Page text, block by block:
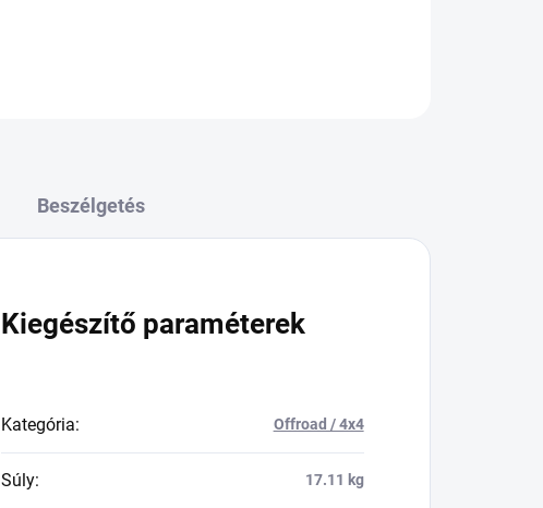
Beszélgetés
Kiegészítő paraméterek
Kategória: Offroad / 4x4
Súly: 17.11 kg